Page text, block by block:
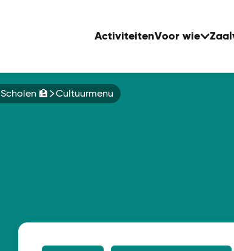
ActiviteitenVoor wie
Scholen 🏫 Cultuurmenu